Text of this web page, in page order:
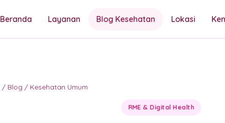
Beranda Layanan Blog Kesehatan Lokasi
/ Blog / Kesehatan Umum
RME & Digital Health